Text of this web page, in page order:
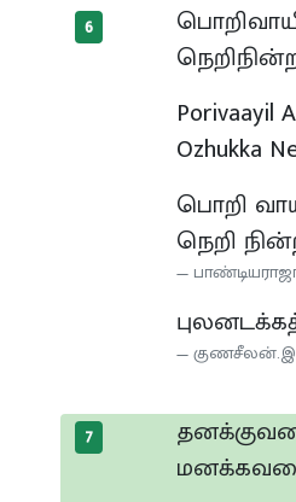
6
Porivaayil
Ozhukka
பொறி
நெறி
7